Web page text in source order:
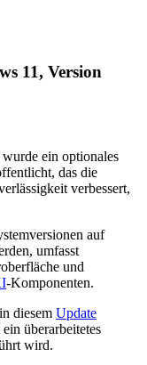
11, Version
ein optionales
das die
verbessert,
auf
umfasst
und
-Komponenten.
diesem Update
überarbeitetes
wird.